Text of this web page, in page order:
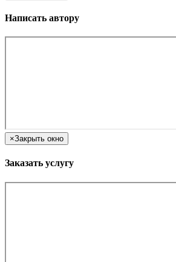
Написать автору
×Закрыть окно
Заказать услугу